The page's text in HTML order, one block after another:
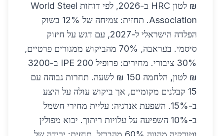
₪ לטון HRC ב-2026, לפי דוחות World Steel
Association. תחזית: צמיחה של 12% בשוק
הפלדה הישראלי ל-2027, עם דגש על חיזוק
סיסמי. בעראבה, 70% מהביקוש ממגורים פרטיים,
30% ציבורי. מחירים: פרופיל IPE 200 ב-3200
₪ לטון, הלחמה 150 ₪ לשעה. תחרות גבוהה עם
15 קבלנים מקומיים, אך ביקוש עולה על היצע
ב-15%. השפעת אנרגיה: עליית מחירי חשמל
ב-10% השפיעה על עלויות ריתוך. יבוא מפולין